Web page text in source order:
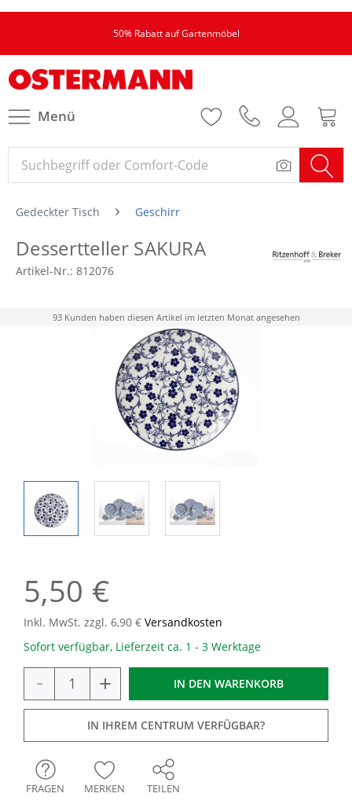
50% Rabatt auf Gartenmöbel
Menü
Gedeckter Tisch Geschirr
Dessertteller SAKURA
Artikel-Nr.: 812076
93 Kunden haben diesen Artikel im letzten Monat angesehen
5,50 €
Inkl. MwSt. zzgl. 6,90 € Versandkosten
Sofort verfügbar, Lieferzeit ca. 1 - 3 Werktage
- + IN DEN WARENKORB
IN IHREM CENTRUM VERFÜGBAR?
FRAGEN MERKEN TEILEN